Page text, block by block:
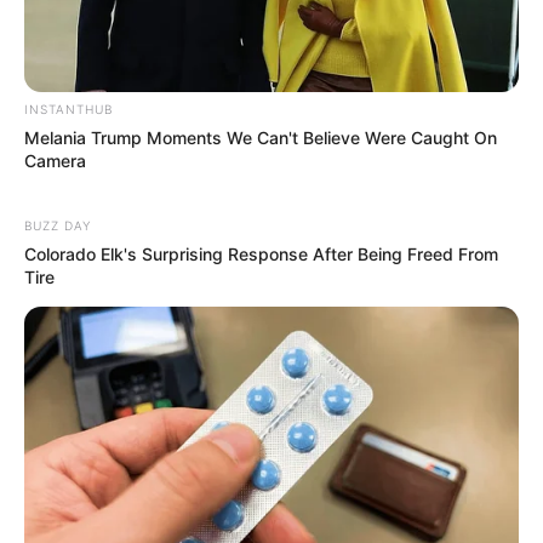
КАТЕГОРІЇ
Без рубрики
Гарячi
Нам пишуть
Партнерські матеріали
Події
Політика
Спорт
INSTANTHUB
Melania Trump Moments We Can't Believe Were Caught On
Camera
BUZZ DAY
Colorado Elk's Surprising Response After Being Freed From
Tire